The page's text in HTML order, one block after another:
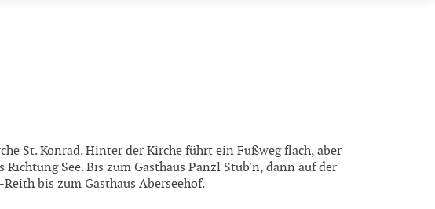
St. Konrad. Hinter der Kirche führt ein Fußweg flach, aber
See. Bis zum Gasthaus Panzl Stub'n, dann auf der
bis zum Gasthaus Aberseehof.